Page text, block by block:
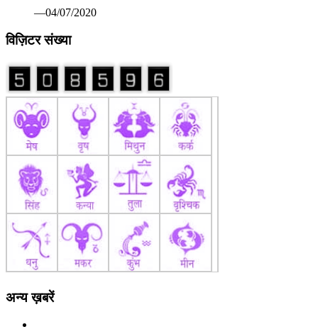
—04/07/2020
विज़िटर संख्या
अन्य ख़बरें